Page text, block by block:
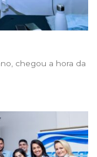
chegou a hora da